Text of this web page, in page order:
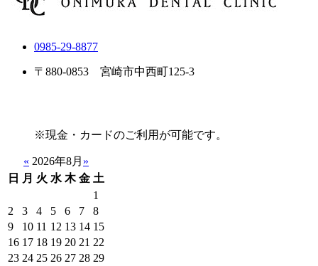
0985-29-8877
〒880-0853 宮崎市中西町125-3
※現金・カードのご利用が可能です。
« 2026年8月 »
日
月 火 水 木 金 土
1
2
3 4 5 6 7
8
9
10 11 12 13 14 15
16 17 18 19 20 21 22
23 24 25 26 27 28 29